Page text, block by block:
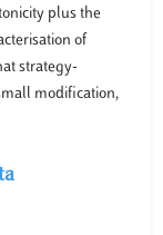
plus the
of
strategy-
modification,